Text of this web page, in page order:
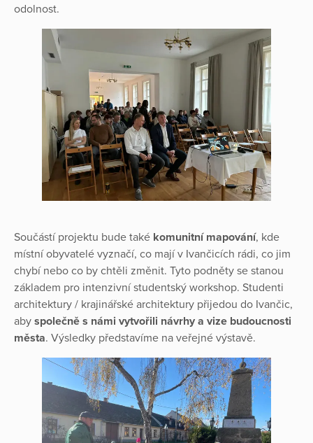
odolnost.
Součástí projektu bude také komunitní mapování, kde
místní obyvatelé vyznačí, co mají v Ivančicích rádi, co jim
chybí nebo co by chtěli změnit. Tyto podněty se stanou
základem pro intenzivní studentský workshop. Studenti
architektury / krajinářské architektury přijedou do Ivančic,
aby společně s námi vytvořili návrhy a vize budoucnosti
města. Výsledky představíme na veřejné výstavě.